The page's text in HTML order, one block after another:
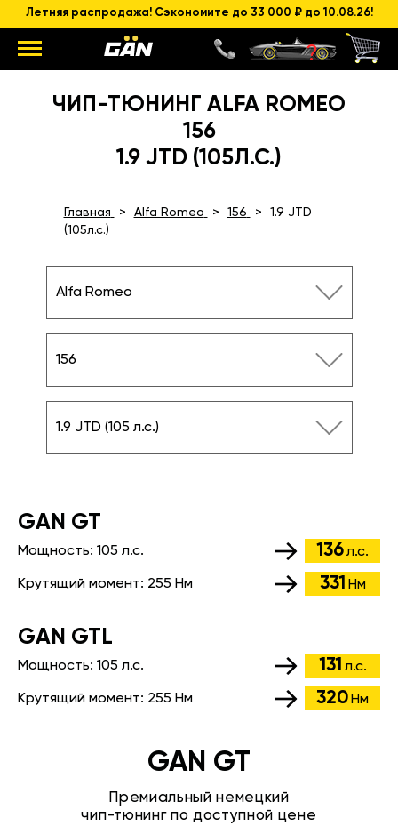
Летняя распродажа! Сэкономите до 33 000 ₽ до 10.08.26!
ЧИП-ТЮНИНГ ALFA ROMEO
156
1.9 JTD (105Л.С.)
Главная Alfa Romeo 156
1.9 JTD
(105л.с.)
Alfa Romeo
156
1.9 JTD (105 л.с.)
GАN GT
Мощность: 105 л.с. 136л.с.
Крутящий момент: 255 Нм 331 Нм
GАN GTL
Мощность: 105 л.с. 131 л.с.
Крутящий момент: 255 Нм 320 Нм
GAN GT
Премиальный немецкий
чип-тюнинг по доступной цене